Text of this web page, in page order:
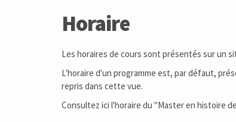
Horaire
Les horaires de cours sont présentés sur un
L'horaire d'un programme est, par défaut,
repris dans cette vue.
Consultez ici l'horaire du "Master en histoire